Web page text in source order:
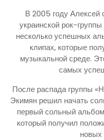
В 2005 году Алексей
украинской рок-
несколько успешных
клипах, которые
музыкальной среде.
самых
После распада группы
Экимян решил начать
первый сольный
который получил
новых